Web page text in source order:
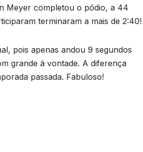
Meyer completou o pódio, a 44
terminaram a mais de 2:40!
pois apenas andou 9 segundos
grande à vontade. A diferença
passada. Fabuloso!